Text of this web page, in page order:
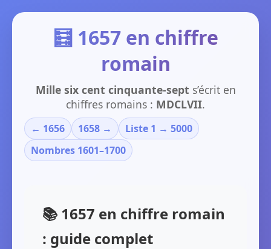
🧮 1657 en chiffre
romain
Mille six cent cinquante-sept s’écrit en
chiffres romains : MDCLVII.
← 1656 1658 →
Liste 1 → 5000
Nombres 1601–1700
📚 1657 en chiffre romain
: guide complet